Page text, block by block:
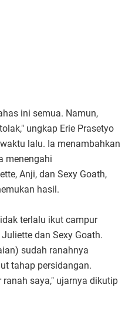
ini semua. Namun,
ungkap Erie Prasetyo
lalu. Ia menambahkan
menengahi
Anji, dan Sexy Goath,
hasil.
terlalu ikut campur
dan Sexy Goath.
sudah ranahnya
tahap persidangan.
saya," ujarnya dikutip